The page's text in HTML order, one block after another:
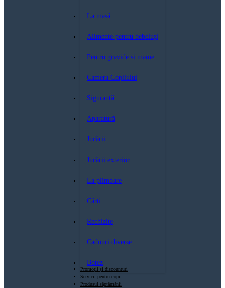
La masă
Alimente pentru bebeluși
Pentru gravide si mame
Camera Copilului
Siguranță
Aparatură
Jucării
Jucării exterior
La plimbare
Cărți
Rechizite
Cadouri diverse
Botez
Promoții și discounturi
Servicii pentru copii
Produsul săptămănii